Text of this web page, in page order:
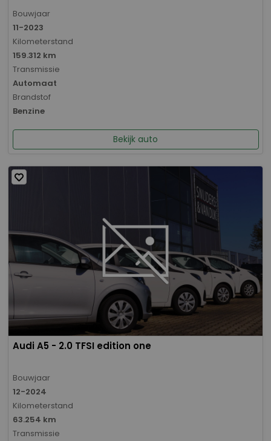
Bouwjaar
11-2023
Kilometerstand
159.312 km
Transmissie
Automaat
Brandstof
Benzine
Bekijk auto
Audi A5 - 2.0 TFSI edition one
Bouwjaar
12-2024
Kilometerstand
63.254 km
Transmissie